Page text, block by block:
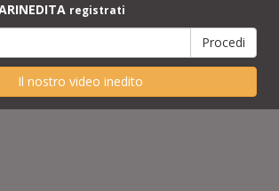
registrati
Il nostro video inedito